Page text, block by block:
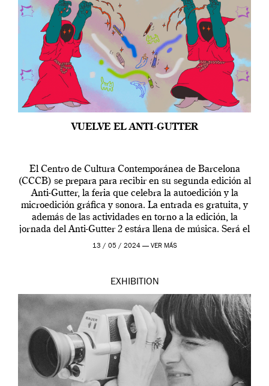
VUELVE EL ANTI-GUTTER
El Centro de Cultura Contemporánea de Barcelona
(CCCB) se prepara para recibir en su segunda edición al
Anti-Gutter, la feria que celebra la autoedición y la
microedición gráfica y sonora. La entrada es gratuita, y
además de las actividades en torno a la edición, la
jornada del Anti-Gutter 2 estára llena de música. Será el
[…]
13 / 05 / 2024 — VER MÁS
EXHIBITION